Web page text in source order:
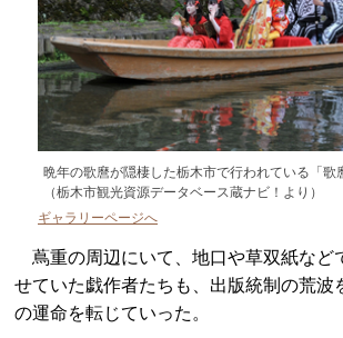
晩年の歌麿が隠棲した栃木市で行われている「歌
（栃木市観光資源データベース蔵ナビ！より）
ギャラリーページへ
蔦重の周辺にいて、地口や草双紙など
せていた戯作者たちも、出版統制の荒波
の運命を転じていった。